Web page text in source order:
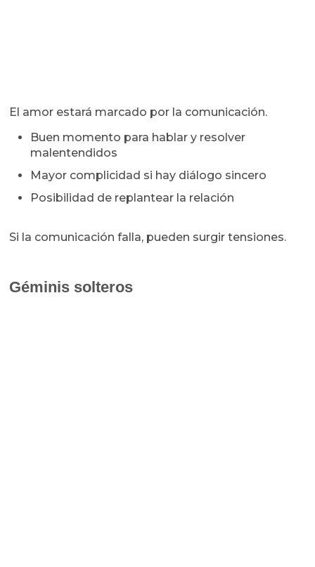
El amor estará marcado por la comunicación.
Buen momento para hablar y resolver
malentendidos
Mayor complicidad si hay diálogo sincero
Posibilidad de replantear la relación
Si la comunicación falla, pueden surgir tensiones.
Géminis solteros